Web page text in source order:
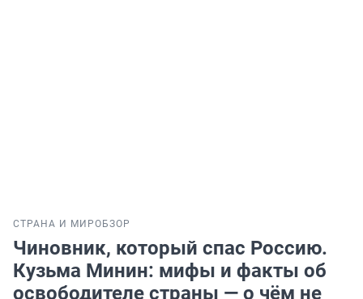
СТРАНА И МИРОБЗОР
Чиновник, который спас Россию.
Кузьма Минин: мифы и факты об
освободителе страны — о чём не